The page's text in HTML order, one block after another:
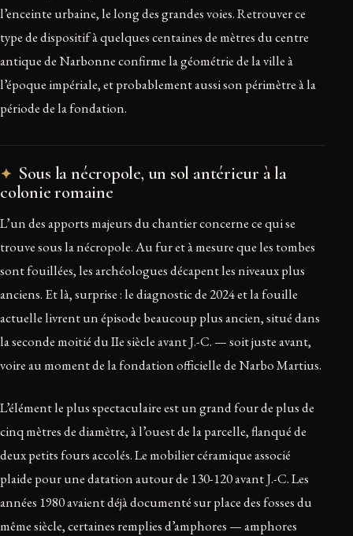
l’enceinte urbaine, le long des grandes voies. Retrouver ce
type de dispositif à quelques centaines de mètres du centre
antique de Narbonne confirme la géométrie de la ville à
l’époque impériale, et probablement aussi son périmètre à la
période de la fondation.
Sous la nécropole, un sol antérieur à la
colonie romaine
L’un des apports majeurs du chantier concerne ce qui se
trouve sous la nécropole. Au fur et à mesure que les tombes
sont fouillées, les archéologues décapent les niveaux plus
anciens. Et là, surprise : le diagnostic de 2024 et la fouille
actuelle livrent un épisode beaucoup plus ancien, situé dans
la seconde moitié du IIe siècle avant J.-C. — soit juste avant,
voire au moment de la fondation officielle de Narbo Martius.
L’élément le plus spectaculaire est un grand four de plus de
cinq mètres de diamètre, à l’ouest de la parcelle, flanqué de
deux petits fours accolés. Le mobilier céramique associé
plaide pour une datation autour de 130-120 avant J.-C. Les
années 1980 avaient déjà documenté sur place des fosses du
même siècle, certaines remplies d’amphores — amphores